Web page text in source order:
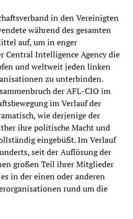
in den Vereinigten
während des gesamten
auf, um in enger
Central Intelligence Agency die
und weltweit jeden linken
zu unterbinden.
der AFL-CIO im
im Verlauf der
wie derjenige der
ihre politische Macht und
eingebüßt. Im Verlauf
seit der Auflösung der
großen Teil ihrer Mitglieder
in der einen oder anderen
rund um die